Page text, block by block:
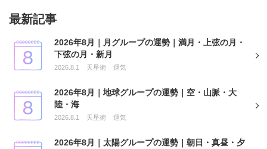
最新記事
2026年8月｜月グループの運勢｜満月・上弦の月・
下弦の月・新月
2026.8.1 天星術 運気
2026年8月｜地球グループの運勢｜空・山脈・大
陸・海
2026.8.1 天星術 運気
2026年8月｜太陽グループの運勢｜朝日・真昼・夕